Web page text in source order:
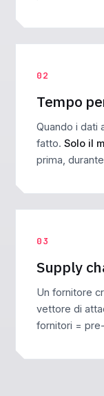
02
Tempo
Quando i dati
fatto. Solo il
prima,
03
Supply
Un fornitore
vettore di
fornitori =